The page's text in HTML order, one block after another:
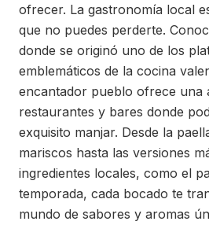
ofrecer. La gastronomía local
que no puedes perderte.
donde se originó uno de los
emblemáticos de la cocina
encantador pueblo ofrece una
restaurantes y bares donde
exquisito manjar. Desde la
mariscos hasta las versiones
ingredientes locales, como el
temporada, cada bocado te
mundo de sabores y aromas